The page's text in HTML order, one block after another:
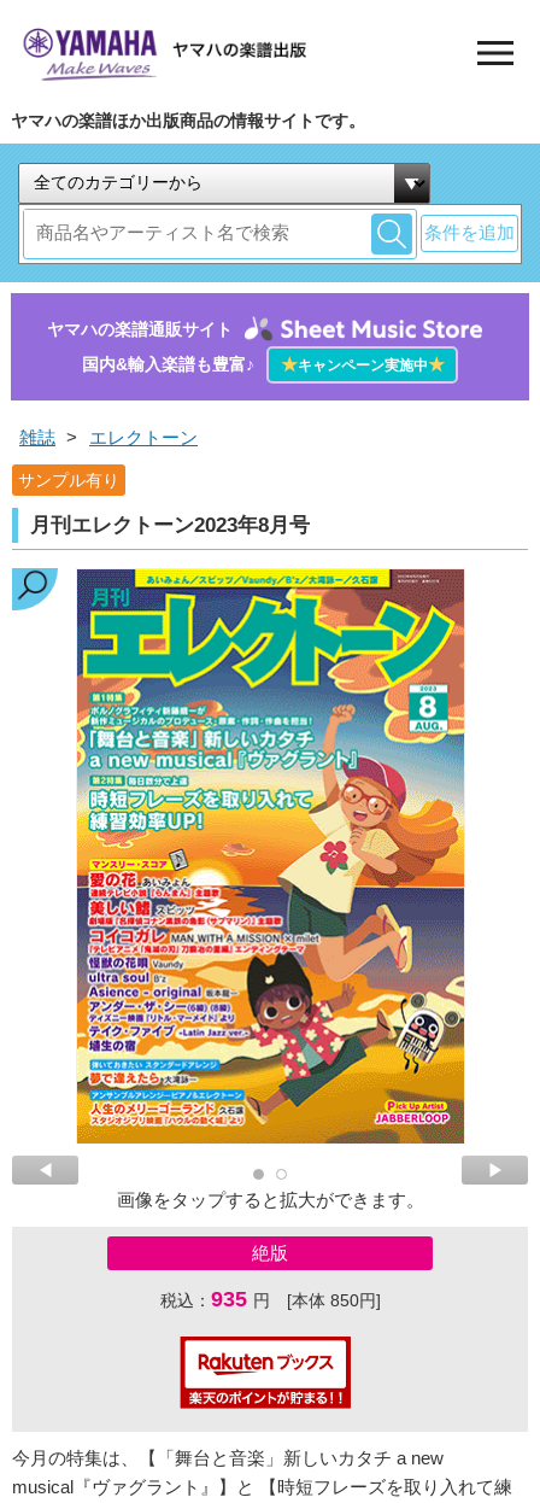
ヤマハの楽譜ほか出版商品の情報サイトです。
条件を追加
ヤマハの楽譜通販サイト
国内&輸入楽譜も豊富♪
★キャンペーン実施中★
雑誌 > エレクトーン
サンプル有り
月刊エレクトーン2023年8月号
画像をタップすると拡大ができます。
絶版
税込： 935 円 [本体 850円]
今月の特集は、【「舞台と音楽」新しいカタチ a new
musical『ヴァグラント』】と 【時短フレーズを取り入れて練